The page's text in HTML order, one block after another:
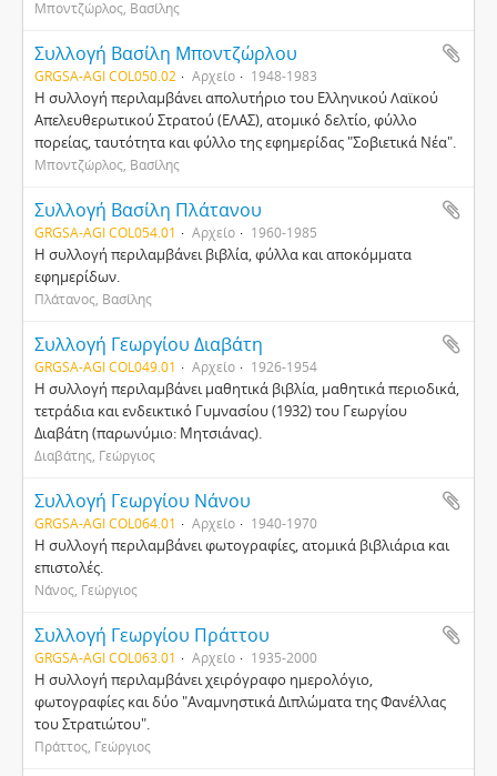
Μποντζώρλος, Βασίλης
Συλλογή Βασίλη Μποντζώρλου
GRGSA-AGI COL050.02 Αρχείο 1948-1983
Η συλλογή περιλαμβάνει απολυτήριο του Ελληνικού Λαϊκού
Απελευθερωτικού Στρατού (ΕΛΑΣ), ατομικό δελτίο, φύλλο
πορείας, ταυτότητα και φύλλο της εφημερίδας "Σοβιετικά Νέα".
Μποντζώρλος, Βασίλης
Συλλογή Βασίλη Πλάτανου
GRGSA-AGI COL054.01 Αρχείο 1960-1985
Η συλλογή περιλαμβάνει βιβλία, φύλλα και αποκόμματα
εφημερίδων.
Πλάτανος, Βασίλης
Συλλογή Γεωργίου Διαβάτη
GRGSA-AGI COL049.01 Αρχείο 1926-1954
Η συλλογή περιλαμβάνει μαθητικά βιβλία, μαθητικά περιοδικά,
τετράδια και ενδεικτικό Γυμνασίου (1932) του Γεωργίου
Διαβάτη (παρωνύμιο: Μητσιάνας).
Διαβάτης, Γεώργιος
Συλλογή Γεωργίου Νάνου
GRGSA-AGI COL064.01 Αρχείο 1940-1970
Η συλλογή περιλαμβάνει φωτογραφίες, ατομικά βιβλιάρια και
επιστολές.
Νάνος, Γεώργιος
Συλλογή Γεωργίου Πράττου
GRGSA-AGI COL063.01 Αρχείο 1935-2000
Η συλλογή περιλαμβάνει χειρόγραφο ημερολόγιο,
φωτογραφίες και δύο "Αναμνηστικά Διπλώματα της Φανέλλας
του Στρατιώτου".
Πράττος, Γεώργιος